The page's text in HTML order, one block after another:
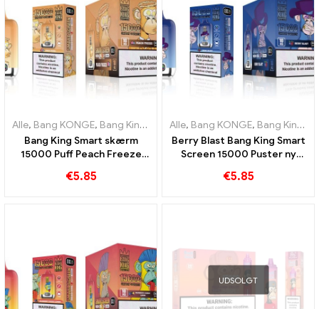
Alle, Bang KONGE, Bang King Smart skærm 15000 Puff ,Engangs
Bang King Smart skærm
15000 Puff Peach Freeze
€5.85
Alle, Bang KONGE, Bang King Smart skærm 15000 Puff
Berry Blast Bang King Smart
Screen 15000 Puster ny
cigaret
€5.85
UDSOLGT